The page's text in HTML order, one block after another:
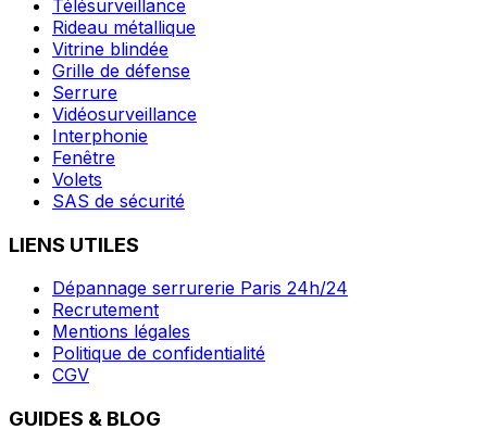
Télésurveillance
Rideau métallique
Vitrine blindée
Grille de défense
Serrure
Vidéosurveillance
Interphonie
Fenêtre
Volets
SAS de sécurité
LIENS UTILES
Dépannage serrurerie Paris 24h/24
Recrutement
Mentions légales
Politique de confidentialité
CGV
GUIDES & BLOG